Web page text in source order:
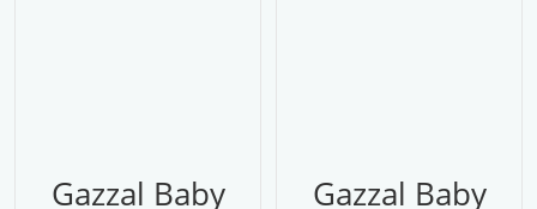
Gazzal Baby
Gazzal Baby